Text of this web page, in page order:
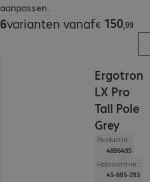
aanpassen.
6varianten vanaf€ 150,99
€ 150,99
Ergotron
LX Pro
Tall Pole
Grey
Productnr.:
4896495
Fabrikant-nr.:
45-695-293